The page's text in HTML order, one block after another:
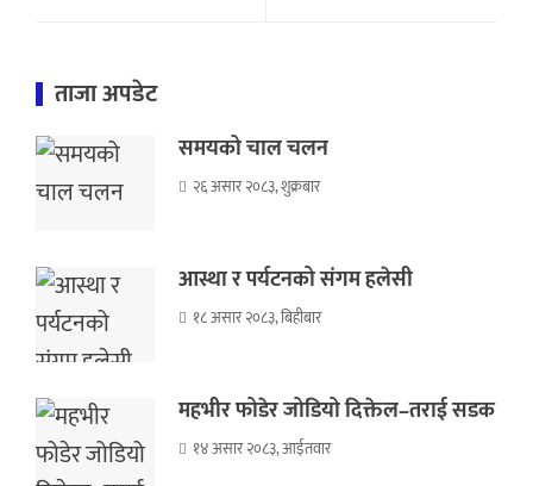
ताजा अपडेट
समयको चाल चलन
२६ असार २०८३, शुक्रबार
आस्था र पर्यटनको संगम हलेसी
१८ असार २०८३, बिहीबार
महभीर फोडेर जोडियो दिक्तेल–तराई सडक
१४ असार २०८३, आईतवार